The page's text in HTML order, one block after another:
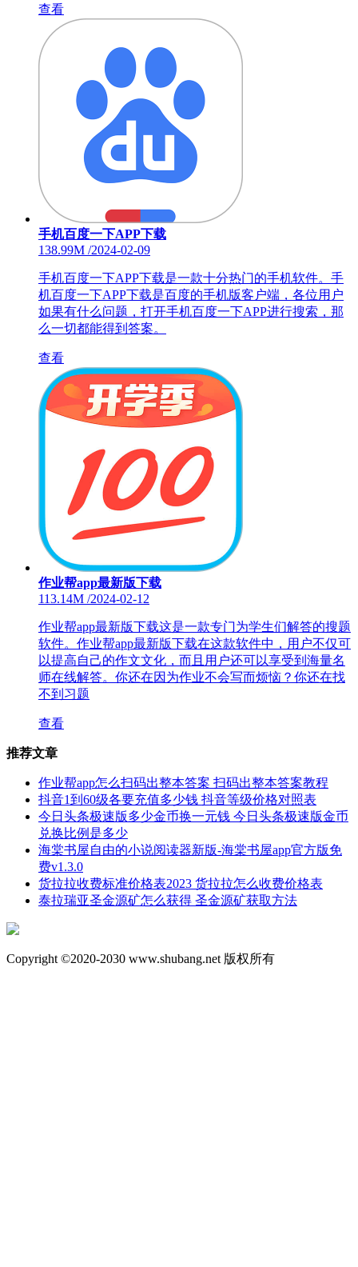
查看
手机百度一下APP下载
138.99M /2024-02-09
手机百度一下APP下载是一款十分热门的手机软件。手
机百度一下APP下载是百度的手机版客户端，各位用户
如果有什么问题，打开手机百度一下APP进行搜索，那
么一切都能得到答案。
查看
作业帮app最新版下载
113.14M /2024-02-12
作业帮app最新版下载这是一款专门为学生们解答的搜题
软件。作业帮app最新版下载在这款软件中，用户不仅可
以提高自己的作文文化，而且用户还可以享受到海量名
师在线解答。你还在因为作业不会写而烦恼？你还在找
不到习题
查看
推荐文章
作业帮app怎么扫码出整本答案 扫码出整本答案教程
抖音1到60级各要充值多少钱 抖音等级价格对照表
今日头条极速版多少金币换一元钱 今日头条极速版金币
兑换比例是多少
海棠书屋自由的小说阅读器新版-海棠书屋app官方版免
费v1.3.0
货拉拉收费标准价格表2023 货拉拉怎么收费价格表
泰拉瑞亚圣金源矿怎么获得 圣金源矿获取方法
Copyright ©2020-2030 www.shubang.net 版权所有